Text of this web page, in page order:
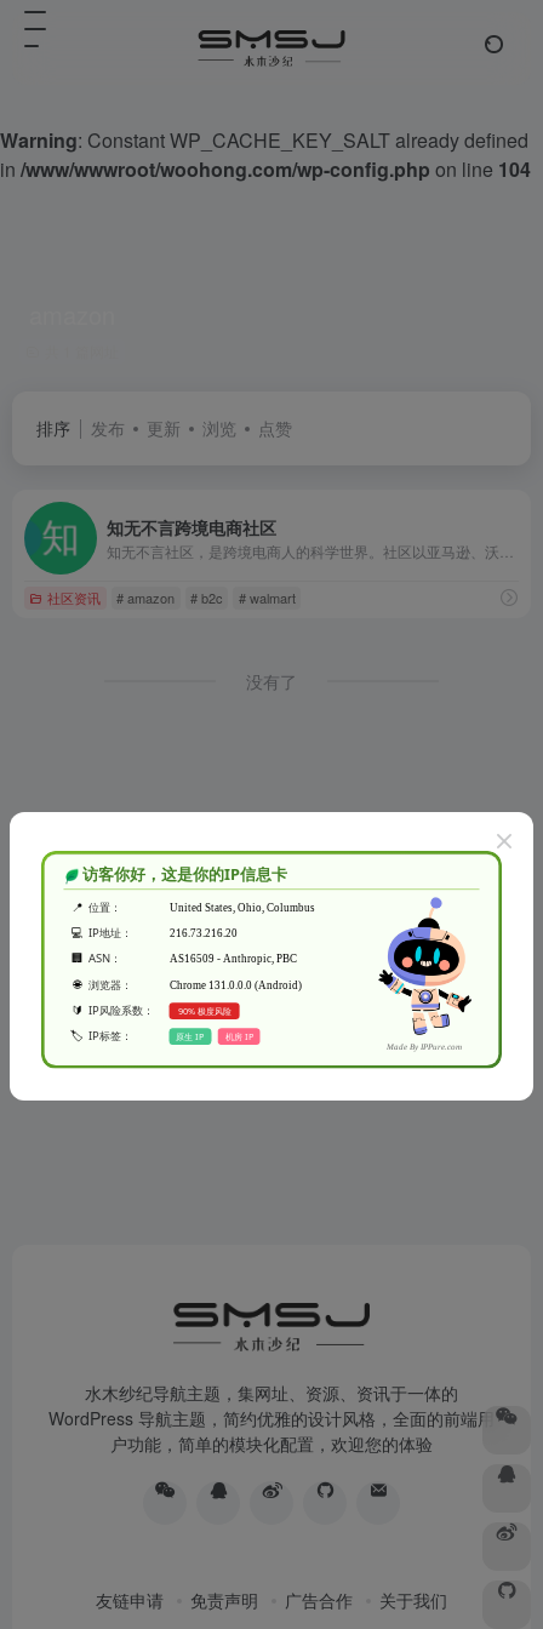
Warning: Constant WP_CACHE_KEY_SALT already defined
in /www/wwwroot/woohong.com/wp-config.php on line 104
排序 发布 更新 浏览 点赞
知无不言跨境电商社区
社区资讯 # amazon # b2c # walmart
没有了
水木纱纪导航主题，集网址、资源、资讯于一体的
WordPress 导航主题，简约优雅的设计风格，全面的前端用
户功能，简单的模块化配置，欢迎您的体验
友链申请 免责声明 广告合作 关于我们